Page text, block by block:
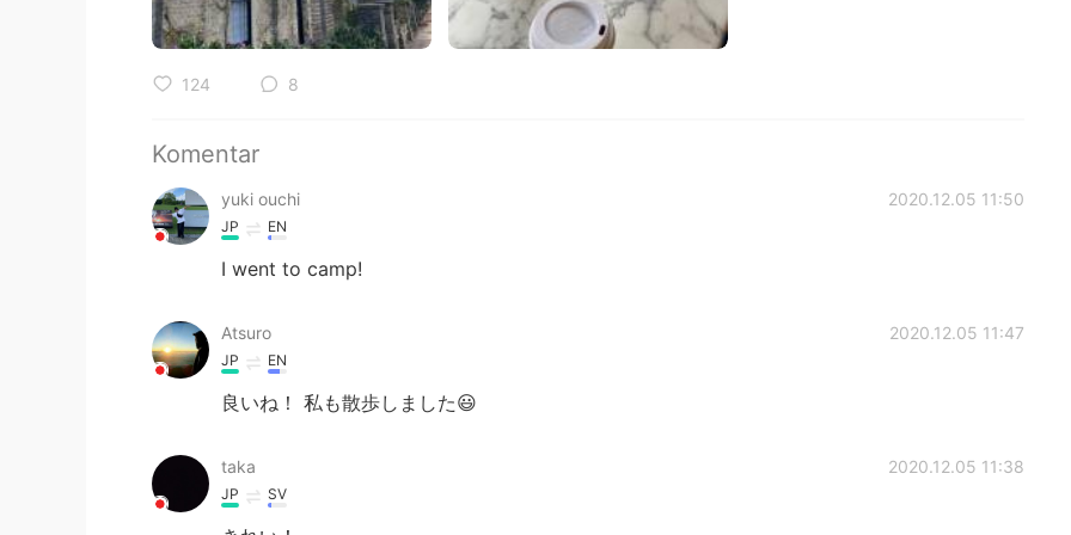
124 8
Komentar
yuki ouchi 2020.12.05 11:50
JP EN
I went to camp!
Atsuro 2020.12.05 11:47
JP EN
良いね！ 私も散歩しました😃
taka 2020.12.05 11:38
JP SV